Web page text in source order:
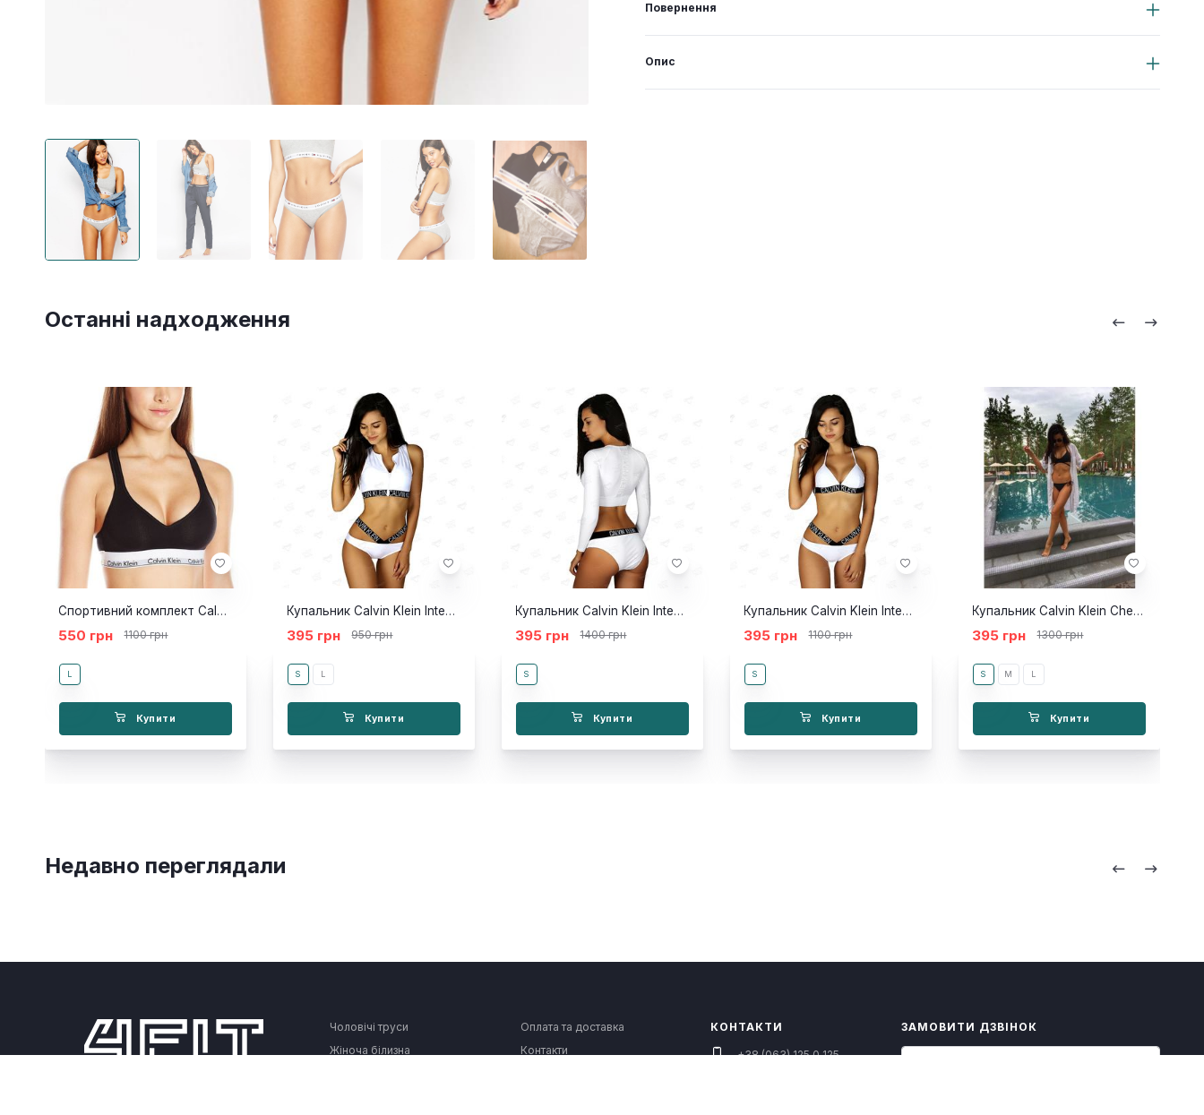
Повернення
Опис
Останні надходження
Спортивний комплект Calvin Klein Топ Стрінги чорний чашка
550 грн 1100 грн
L
Купити
Купальник Calvin Klein Intense Power білий жилет
395 грн 950 грн
S L
Купити
Купальник Calvin Klein Intense Power white жилет
395 грн 1400 грн
S
Купити
Купальник Calvin Klein Intense Power білий ліф
395 грн 1100 грн
S
Купити
Купальник Calvin Klein Cheeky String Side чорний
395 грн 1300 грн
S M L
Купити
Недавно переглядали
Чоловічі труси
Жіноча білизна
Оплата та доставка
Контакти
КОНТАКТИ
+38 (063) 125 0 125
ЗАМОВИТИ ДЗВІНОК